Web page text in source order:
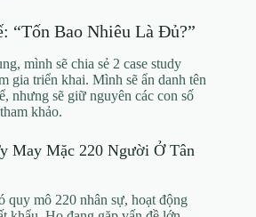
“Tốn Bao Nhiêu Là Đủ?”
mình sẽ chia sẻ 2 case study
gia triển khai. Mình sẽ ẩn danh tên
nhưng sẽ giữ nguyên các con số
khảo.
May Mặc 220 Người Ở Tân
quy mô 220 nhân sự, hoạt động